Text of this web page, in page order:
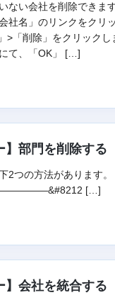
ない会社を削除できま
社名」のリンクをクリ
>「削除」をクリックし
て、「OK」 […]
】部門を削除する
2つの方法があります。
[…]
】会社を統合する